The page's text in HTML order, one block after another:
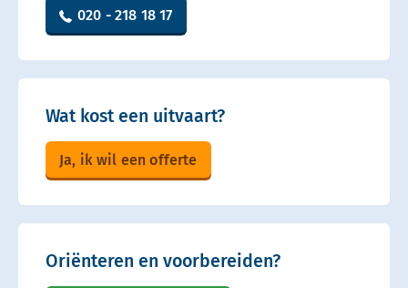
020 - 218 18 17
Wat kost een uitvaart?
Ja, ik wil een offerte
Oriënteren en voorbereiden?